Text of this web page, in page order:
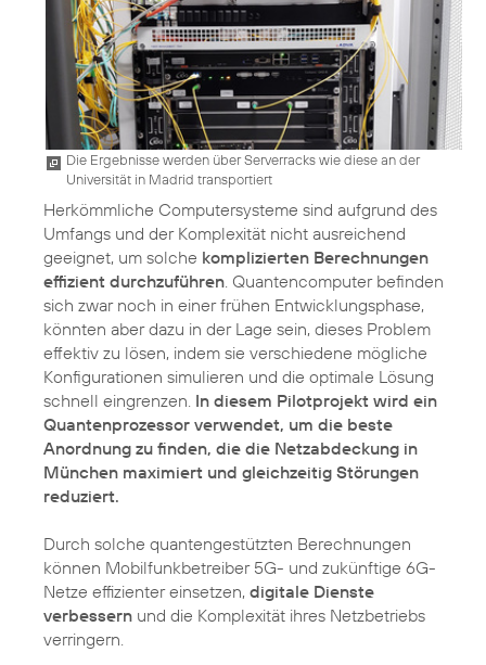
Die Ergebnisse werden über Serverracks wie diese an der
Universität in Madrid transportiert
Herkömmliche Computersysteme sind aufgrund des
Umfangs und der Komplexität nicht ausreichend
geeignet, um solche komplizierten Berechnungen
effizient durchzuführen. Quantencomputer befinden
sich zwar noch in einer frühen Entwicklungsphase,
könnten aber dazu in der Lage sein, dieses Problem
effektiv zu lösen, indem sie verschiedene mögliche
Konfigurationen simulieren und die optimale Lösung
schnell eingrenzen. In diesem Pilotprojekt wird ein
Quantenprozessor verwendet, um die beste
Anordnung zu finden, die die Netzabdeckung in
München maximiert und gleichzeitig Störungen
reduziert.
Durch solche quantengestützten Berechnungen
können Mobilfunkbetreiber 5G- und zukünftige 6G-
Netze effizienter einsetzen, digitale Dienste
verbessern und die Komplexität ihres Netzbetriebs
verringern.